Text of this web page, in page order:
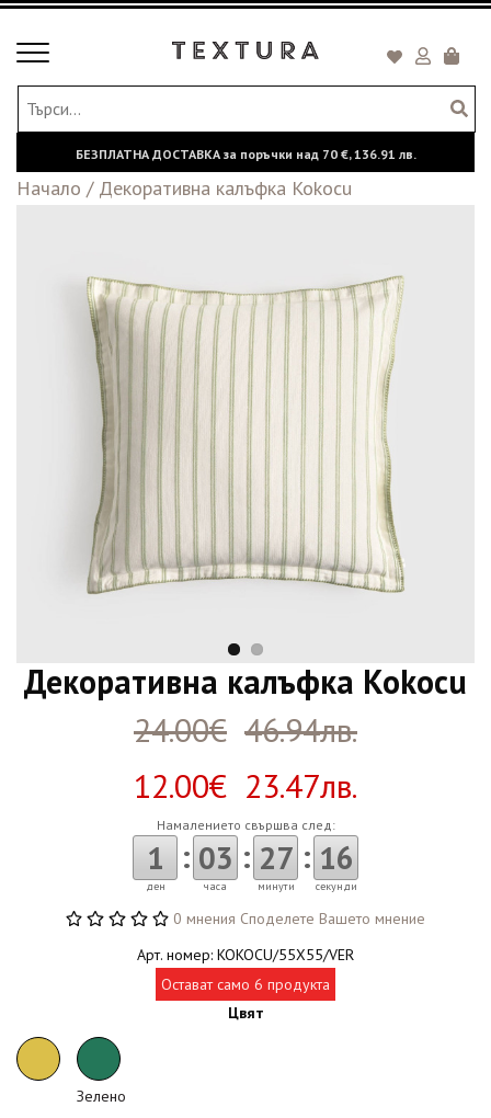
Toggle
БЕЗПЛАТНА ДОСТАВКА за поръчки над 70 €,136.91 лв.
Начало / Декоративна калъфка Kokocu
Декоративна калъфка Kokocu
24.00€ 46.94лв.
12.00€ 23.47лв.
Намалението свършва след:
1
ден
: 03
часа
: 27
минути
: 16
секунди
0 мнения Споделете Вашето мнение
Арт. номер: KOKOCU/55X55/VER
Остават само 6 продукта
Цвят
Зелено